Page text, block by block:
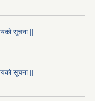
सूचना ||
सूचना ||